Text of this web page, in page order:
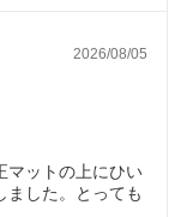
2026/08/05
マットの上にひい
ました。とっても